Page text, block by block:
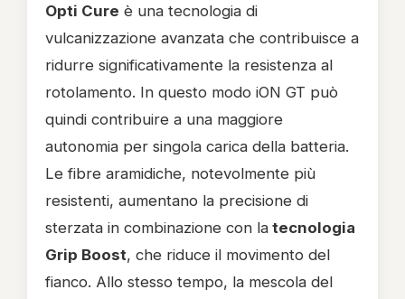
Opti Cure è una tecnologia di
vulcanizzazione avanzata che contribuisce a
ridurre significativamente la resistenza al
rotolamento. In questo modo iON GT può
quindi contribuire a una maggiore
autonomia per singola carica della batteria.
Le fibre aramidiche, notevolmente più
resistenti, aumentano la precisione di
sterzata in combinazione con la tecnologia
Grip Boost, che riduce il movimento del
fianco. Allo stesso tempo, la mescola del